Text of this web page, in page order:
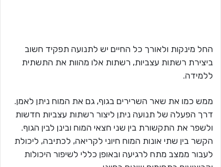
החל מינקות ולאורך כל החיים יש לתנועה תפקיד חשוב
ביצירת רשתות עצביות, רשתות אלו מהוות את התשתית
ללמידה.
ממש כמו את שאר השרירים בגוף, גם את המוח ניתן לאמן.
דרך הפעלה של תנועה ניתן ליצור רשתות עצביות חדשות
ולשפר את התקשורת בין שני חצאי המוח ובינן לבין הגוף.
הקשר בין שתי אונות המוח חיוני לקריאה, לכתיבה, ליכולת
לעבור ממצב מתח לרגיעה ובאופן כללי לשיפור היכולות